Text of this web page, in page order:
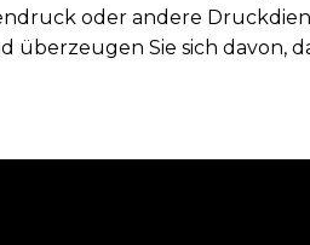
oder andere
Sie sich davon,